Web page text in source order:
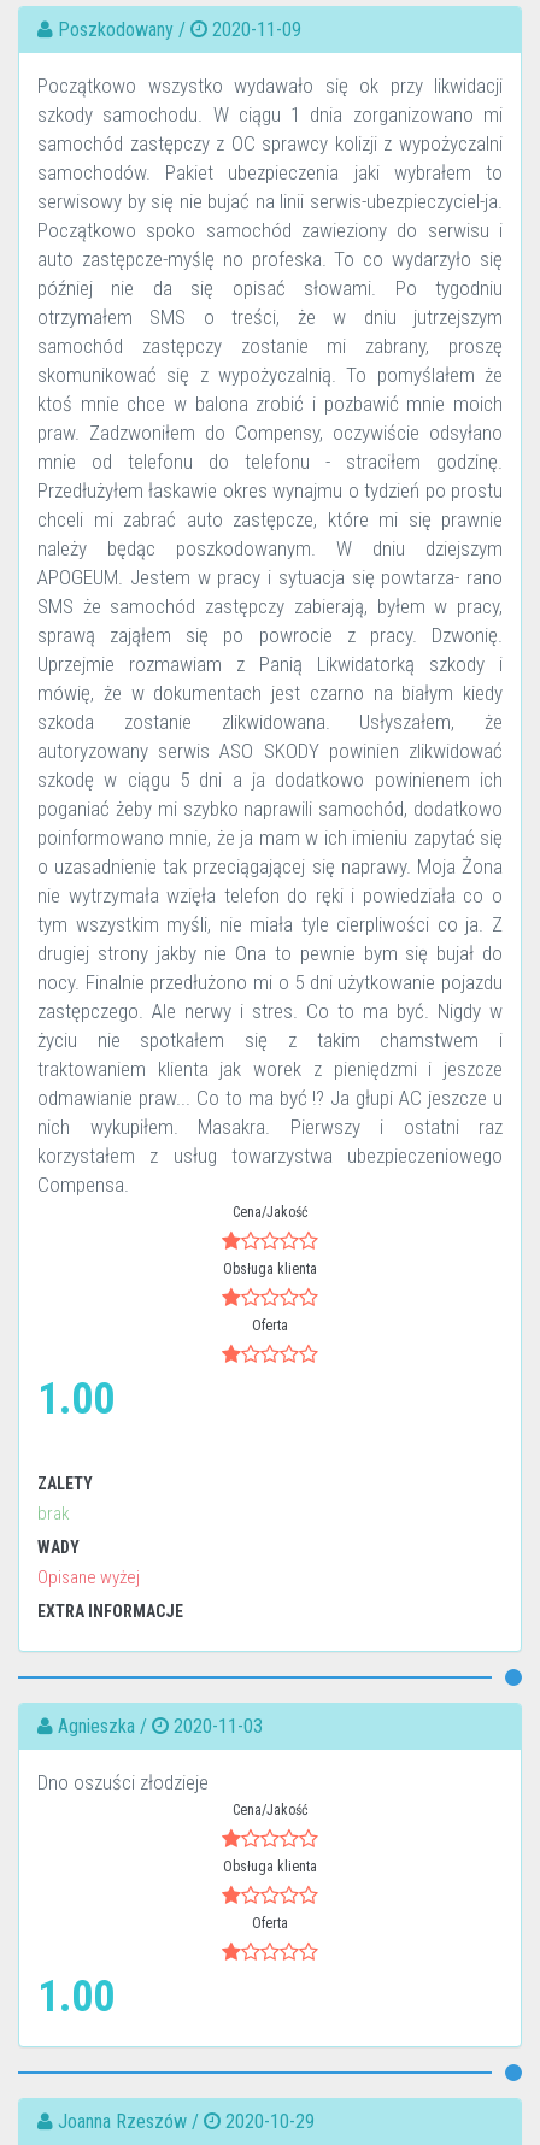
Poszkodowany / 2020-11-09
Początkowo wszystko wydawało się ok przy likwidacji
szkody samochodu. W ciągu 1 dnia zorganizowano mi
samochód zastępczy z OC sprawcy kolizji z wypożyczalni
samochodów. Pakiet ubezpieczenia jaki wybrałem to
serwisowy by się nie bujać na linii serwis-ubezpieczyciel-ja.
Początkowo spoko samochód zawieziony do serwisu i
auto zastępcze-myślę no profeska. To co wydarzyło się
później nie da się opisać słowami. Po tygodniu
otrzymałem SMS o treści, że w dniu jutrzejszym
samochód zastępczy zostanie mi zabrany, proszę
skomunikować się z wypożyczalnią. To pomyślałem że
ktoś mnie chce w balona zrobić i pozbawić mnie moich
praw. Zadzwoniłem do Compensy, oczywiście odsyłano
mnie od telefonu do telefonu - straciłem godzinę.
Przedłużyłem łaskawie okres wynajmu o tydzień po prostu
chceli mi zabrać auto zastępcze, które mi się prawnie
należy będąc poszkodowanym. W dniu dziejszym
APOGEUM. Jestem w pracy i sytuacja się powtarza- rano
SMS że samochód zastępczy zabierają, byłem w pracy,
sprawą zająłem się po powrocie z pracy. Dzwonię.
Uprzejmie rozmawiam z Panią Likwidatorką szkody i
mówię, że w dokumentach jest czarno na białym kiedy
szkoda zostanie zlikwidowana. Usłyszałem, że
autoryzowany serwis ASO SKODY powinien zlikwidować
szkodę w ciągu 5 dni a ja dodatkowo powinienem ich
poganiać żeby mi szybko naprawili samochód, dodatkowo
poinformowano mnie, że ja mam w ich imieniu zapytać się
o uzasadnienie tak przeciągającej się naprawy. Moja Żona
nie wytrzymała wzięła telefon do ręki i powiedziała co o
tym wszystkim myśli, nie miała tyle cierpliwości co ja. Z
drugiej strony jakby nie Ona to pewnie bym się bujał do
nocy. Finalnie przedłużono mi o 5 dni użytkowanie pojazdu
zastępczego. Ale nerwy i stres. Co to ma być. Nigdy w
życiu nie spotkałem się z takim chamstwem i
traktowaniem klienta jak worek z pieniędzmi i jeszcze
odmawianie praw... Co to ma być !? Ja głupi AC jeszcze u
nich wykupiłem. Masakra. Pierwszy i ostatni raz
korzystałem z usług towarzystwa ubezpieczeniowego
Compensa.
Cena/Jakość
Obsługa klienta
Oferta
1.00
ZALETY
brak
WADY
Opisane wyżej
EXTRA INFORMACJE
Agnieszka / 2020-11-03
Dno oszuści złodzieje
Cena/Jakość
Obsługa klienta
Oferta
1.00
Joanna Rzeszów / 2020-10-29